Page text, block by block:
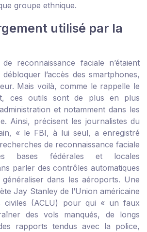
groupe ethnique.
utilisé par la
reconnaissance faciale n’étaient
l’accès des smartphones,
Mais voilà, comme le rappelle le
ces outils sont de plus en plus
et notamment dans les
Ainsi, précisent les journalistes du
« le FBI, à lui seul, a enregistré
de reconnaissance faciale
bases fédérales et locales
parler des contrôles automatiques
dans les aéroports. Une
Jay Stanley de l’Union américaine
civiles (ACLU) pour qui « un faux
des vols manqués, de longs
rapports tendus avec la police,